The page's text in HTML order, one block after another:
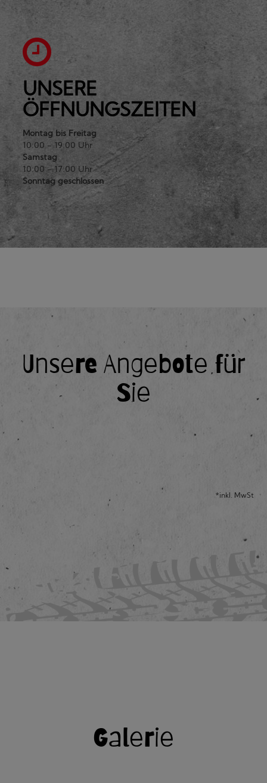
UNSERE
ÖFFNUNGSZEITEN
Montag bis Freitag
10:00 - 19:00 Uhr
Samstag
10:00 - 17:00 Uhr
Sonntag geschlossen
Unsere Angebote für
Sie
*inkl. MwSt
Galerie